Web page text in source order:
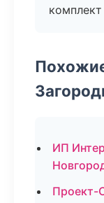
ИП
Проект-